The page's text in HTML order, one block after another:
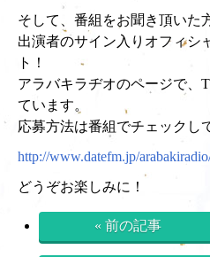
そして、番組をお聞き頂いた
出演者のサイン入りオフィシ
ト！
アラバキラヂオのページで、
ています。
応募方法は番組でチェックし
http://www.datefm.jp/
どうぞお楽しみに！
« 前の記事